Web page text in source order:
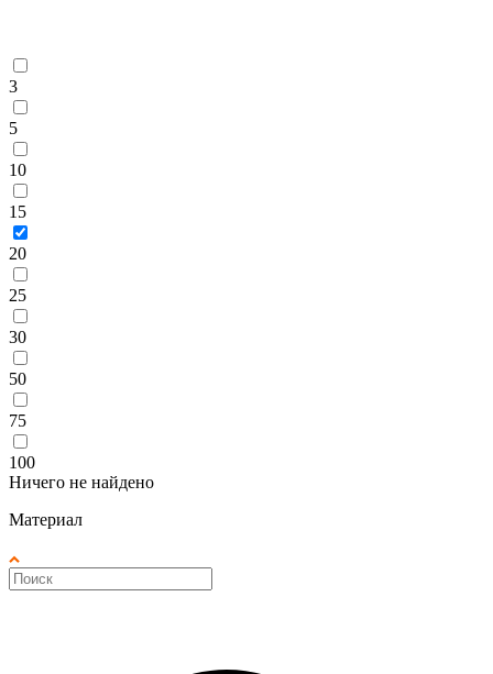
3
5
10
15
20
25
30
50
75
100
Ничего не найдено
Материал